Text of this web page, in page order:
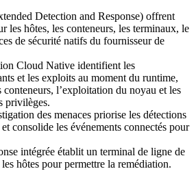
Detection and Response) offrent
les hôtes, les conteneurs, les terminaux, le
de sécurité natifs du fournisseur de
Cloud Native identifient les
et les exploits au moment du runtime,
conteneurs, l’exploitation du noyau et les
privilèges.
des menaces priorise les détections
consolide les événements connectés pour
intégrée établit un terminal de ligne de
hôtes pour permettre la remédiation.